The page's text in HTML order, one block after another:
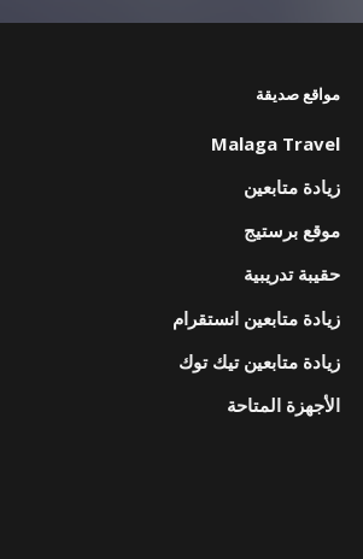
مواقع صديقة
Malaga Travel
زيادة متابعين
موقع برستيج
حقيبة تدريبية
زيادة متابعين انستقرام
زيادة متابعين تيك توك
الأجهزة المتاحة